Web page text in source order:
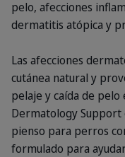
pelo, afecciones
dermatitis atópica y
Las afecciones
cutánea natural y
pelaje y caída de pelo
Dermatology
pienso para perros
formulado para